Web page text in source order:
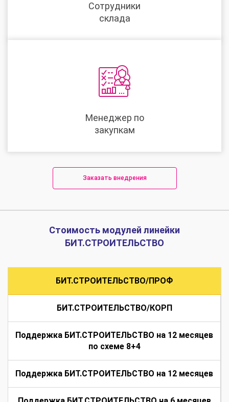
Сотрудники
склада
Менеджер по
закупкам
Заказать внедрения
Стоимость модулей линейки
БИТ.СТРОИТЕЛЬСТВО
БИТ.СТРОИТЕЛЬСТВО/ПРОФ
БИТ.СТРОИТЕЛЬСТВО/КОРП
Поддержка БИТ.СТРОИТЕЛЬСТВО на 12 месяцев
по схеме 8+4
Поддержка БИТ.СТРОИТЕЛЬСТВО на 12 месяцев